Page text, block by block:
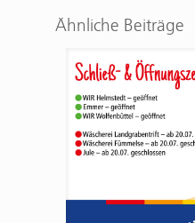
Ähnliche Beiträge